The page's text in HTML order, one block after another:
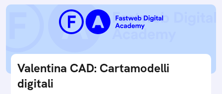
Valentina CAD: Cartamodelli
digitali